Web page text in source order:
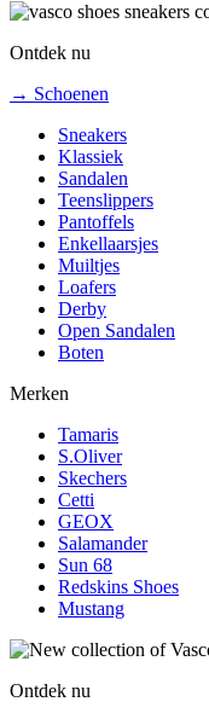
Ontdek nu
→ Schoenen
Sneakers
Klassiek
Sandalen
Teenslippers
Pantoffels
Enkellaarsjes
Muiltjes
Loafers
Derby
Open Sandalen
Boten
Merken
Tamaris
S.Oliver
Skechers
Cetti
GEOX
Salamander
Sun 68
Redskins Shoes
Mustang
Ontdek nu